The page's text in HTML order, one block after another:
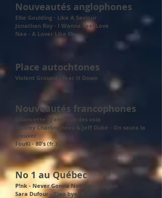
Nouveautés anglophones
Ellie Goulding - Like A Saviour
Jonathan Roy - I Wanna Feel Love
Nea - A Lover Like Me
Place autochtones
Violent Ground - Tear It Down
Nouveautés francophones
Lalancette - J'entends des voix
Audrey Charbonneau & Jeff Dubé - On saura la
trouver
FouKi - 80's (fr.)
No 1 au Québec
P!nk - Never Gonna Not Dance Again
Sara Dufour - Ciao bye (fr.)